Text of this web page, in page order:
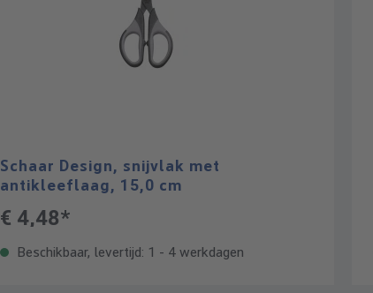
Schaar Design, snijvlak met
antikleeflaag, 15,0 cm
€ 4,48*
Beschikbaar, levertijd: 1 - 4 werkdagen